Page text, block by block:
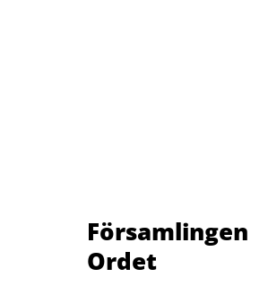
Församlingen
Ordet